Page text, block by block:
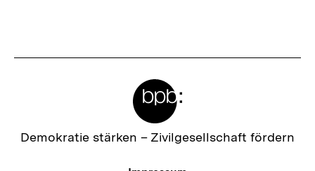
Zur
Demokratie stärken – Zivilgesellschaft fördern